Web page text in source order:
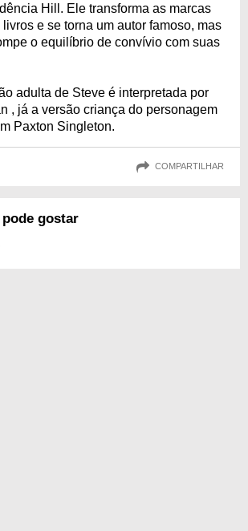
Hill. Ele transforma as marcas
e se torna um autor famoso, mas
o equilíbrio de convívio com suas
adulta de Steve é interpretada por
, já a versão criança do personagem
Paxton Singleton.
COMPARTILHAR
gostar